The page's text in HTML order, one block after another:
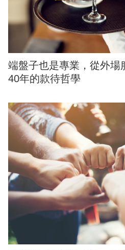
端盤子也是專業，從外場
40年的款待哲學